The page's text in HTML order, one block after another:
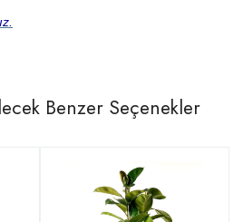
Benzer Seçenekler